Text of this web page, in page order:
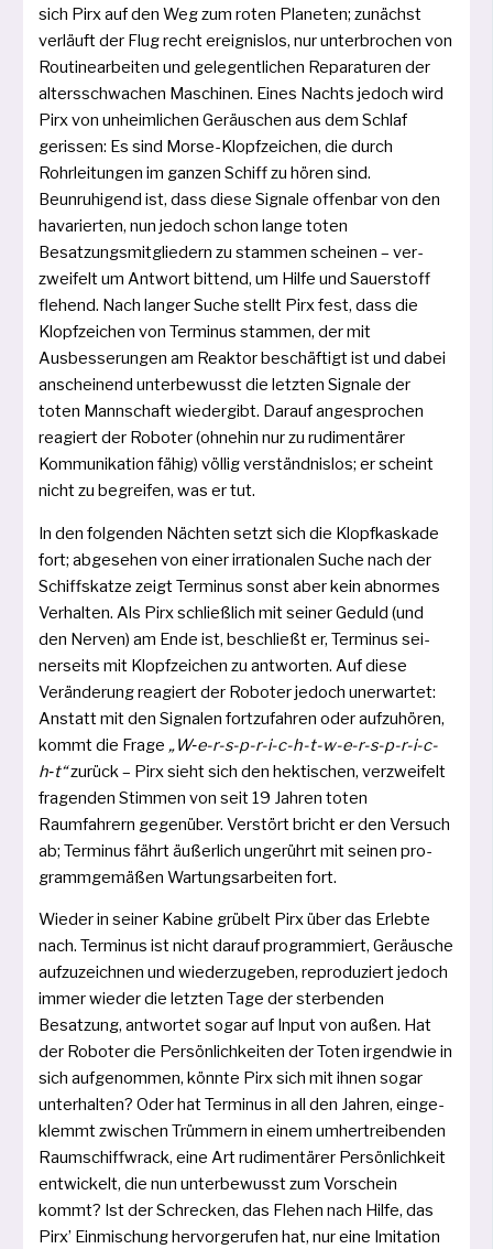
sich Pirx auf den Weg zum roten Planeten; zunächst
ver­läuft der Flug recht ereig­nis­los, nur unter­bro­chen von
Routinearbeiten und gele­gent­li­chen Reparaturen der
alters­schwa­chen Maschinen. Eines Nachts jedoch wird
Pirx von unheim­li­chen Geräuschen aus dem Schlaf
geris­sen: Es sind Morse-Klopfzeichen, die durch
Rohrleitungen im gan­zen Schiff zu hören sind.
Beunruhigend ist, dass die­se Signale offen­bar von den
hava­rier­ten, nun jedoch schon lan­ge toten
Besatzungsmitgliedern zu stam­men schei­nen – ver­
zwei­felt um Antwort bit­tend, um Hilfe und Sauerstoff
fle­hend. Nach lan­ger Suche stellt Pirx fest, dass die
Klopfzeichen von Terminus stam­men, der mit
Ausbesserungen am Reaktor beschäf­tigt ist und dabei
anschei­nend unter­be­wusst die letz­ten Signale der
toten Mannschaft wie­der­gibt. Darauf ange­spro­chen
reagiert der Roboter (ohne­hin nur zu rudi­men­tä­rer
Kommunikation fähig) völ­lig ver­ständ­nis­los; er scheint
nicht zu begrei­fen, was er tut.
In den fol­gen­den Nächten setzt sich die Klopfkaskade
fort; abge­se­hen von einer irra­tio­na­len Suche nach der
Schiffskatze zeigt Terminus sonst aber kein abnor­mes
Verhalten. Als Pirx schließ­lich mit sei­ner Geduld (und
den Nerven) am Ende ist, beschließt er, Terminus sei­
ner­seits mit Klopfzeichen zu ant­wor­ten. Auf die­se
Veränderung reagiert der Roboter jedoch uner­war­tet:
Anstatt mit den Signalen fort­zu­fah­ren oder auf­zu­hö­ren,
kommt die Frage „W‑e-r-s-p-r-i-c-h-t-w-e-r-s-p-r-i-c-
h‑t“zurück – Pirx sieht sich den hek­ti­schen, ver­zwei­felt
fra­gen­den Stimmen von seit 19 Jahren toten
Raumfahrern gegen­über. Verstört bricht er den Versuch
ab; Terminus fährt äußer­lich unge­rührt mit sei­nen pro­
gramm­ge­mä­ßen Wartungsarbeiten fort.
Wieder in sei­ner Kabine grü­belt Pirx über das Erlebte
nach. Terminus ist nicht dar­auf pro­gram­miert, Geräusche
auf­zu­zeich­nen und wie­der­zu­ge­ben, repro­du­ziert jedoch
immer wie­der die letz­ten Tage der ster­ben­den
Besatzung, ant­wor­tet sogar auf Input von außen. Hat
der Roboter die Persönlichkeiten der Toten irgend­wie in
sich auf­ge­nom­men, könn­te Pirx sich mit ihnen sogar
unter­hal­ten? Oder hat Terminus in all den Jahren, ein­ge­
klemmt zwi­schen Trümmern in einem umher­trei­ben­den
Raumschiffwrack, eine Art rudi­men­tä­rer Persönlichkeit
ent­wi­ckelt, die nun unter­be­wusst zum Vorschein
kommt? Ist der Schrecken, das Flehen nach Hilfe, das
Pirx’ Einmischung her­vor­ge­ru­fen hat, nur eine Imitation